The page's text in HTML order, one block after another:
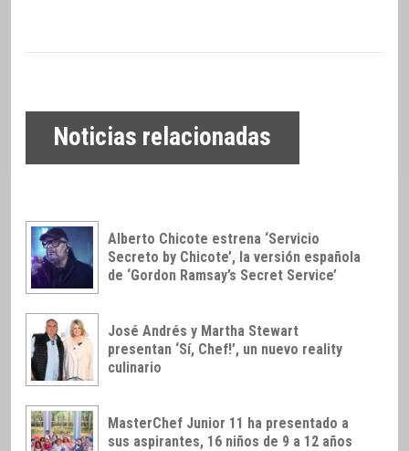
Noticias relacionadas
Alberto Chicote estrena ‘Servicio
Secreto by Chicote’, la versión española
de ‘Gordon Ramsay’s Secret Service’
José Andrés y Martha Stewart
presentan ‘Sí, Chef!’, un nuevo reality
culinario
MasterChef Junior 11 ha presentado a
sus aspirantes, 16 niños de 9 a 12 años